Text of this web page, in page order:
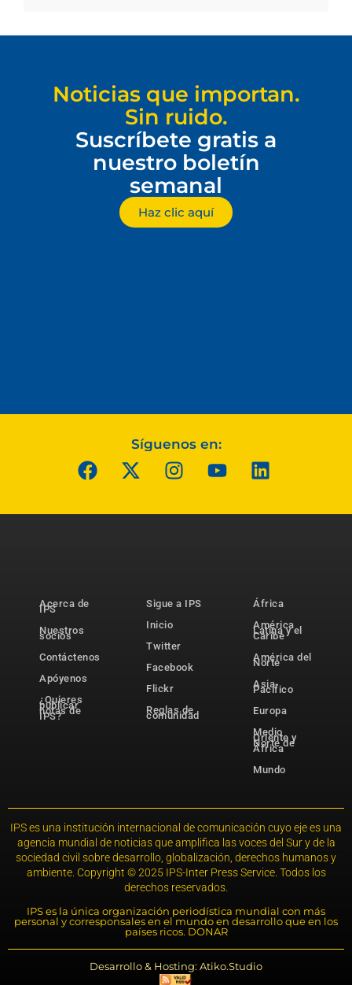
Noticias que importan.
Sin ruido.
Suscríbete gratis a
nuestro boletín
semanal
Haz clic aquí
Síguenos en:
Acerca de
IPS
Nuestros
socios
Contáctenos
Apóyenos
¿Quieres
publicar
notas de
IPS?
Sigue a IPS
Inicio
Twitter
Facebook
Flickr
Reglas de
comunidad
África
América
Latina y el
Caribe
América del
Norte
Asia-
Pacífico
Europa
Medio
Oriente y
Norte de
África
Mundo
IPS es una institución internacional de comunicación cuyo eje es una
agencia mundial de noticias que amplifica las voces del Sur y de la
sociedad civil sobre desarrollo, globalización, derechos humanos y
ambiente. Copyright © 2025 IPS-Inter Press Service. Todos los
derechos reservados.
IPS es la única organización periodística mundial con más
personal y corresponsales en el mundo en desarrollo que en los
países ricos. DONAR
Desarrollo & Hosting: Atiko.Studio